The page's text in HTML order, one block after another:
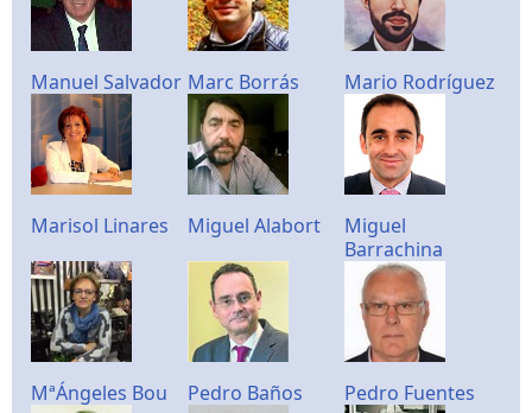
Manuel Salvador Marc Borrás Mario Rodríguez
Marisol Linares Miguel Alabort
Miguel
Barrachina
MªÁngeles Bou Pedro Baños Pedro Fuentes